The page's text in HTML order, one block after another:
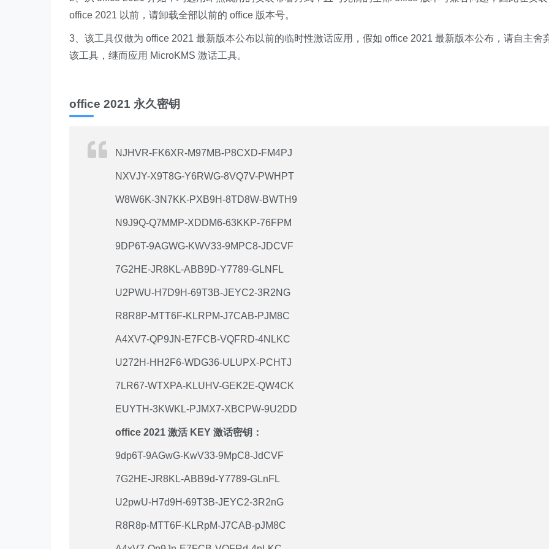
office 2021 以前，请卸载全部以前的 office 版本号。
3、该工具仅做为 office 2021 最新版本公布以前的临时性激话应用，假如 office 2021 最新版本公布，请自主舍
该工具，继而应用 MicroKMS 激话工具。
office 2021 永久密钥
NJHVR-FK6XR-M97MB-P8CXD-FM4PJ
NXVJY-X9T8G-Y6RWG-8VQ7V-PWHPT
W8W6K-3N7KK-PXB9H-8TD8W-BWTH9
N9J9Q-Q7MMP-XDDM6-63KKP-76FPM
9DP6T-9AGWG-KWV33-9MPC8-JDCVF
7G2HE-JR8KL-ABB9D-Y7789-GLNFL
U2PWU-H7D9H-69T3B-JEYC2-3R2NG
R8R8P-MTT6F-KLRPM-J7CAB-PJM8C
A4XV7-QP9JN-E7FCB-VQFRD-4NLKC
U272H-HH2F6-WDG36-ULUPX-PCHTJ
7LR67-WTXPA-KLUHV-GEK2E-QW4CK
EUYTH-3KWKL-PJMX7-XBCPW-9U2DD
office 2021 激活 KEY 激话密钥：
9dp6T-9AGwG-KwV33-9MpC8-JdCVF
7G2HE-JR8KL-ABB9d-Y7789-GLnFL
U2pwU-H7d9H-69T3B-JEYC2-3R2nG
R8R8p-MTT6F-KLRpM-J7CAB-pJM8C